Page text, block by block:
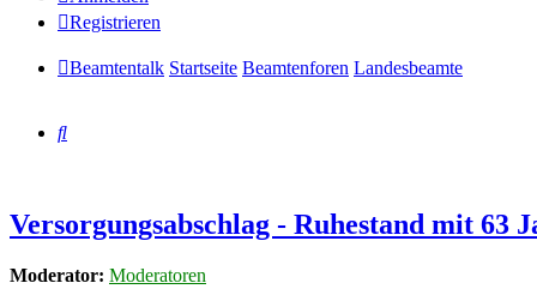
Registrieren
Beamtentalk Startseite Beamtenforen Landesbeamte
Suche
Versorgungsabschlag - Ruhestand mit 63
Moderator: Moderatoren